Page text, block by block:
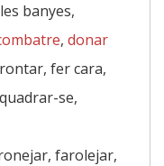
banyes,
, donar
fer cara,
se,
farolejar,